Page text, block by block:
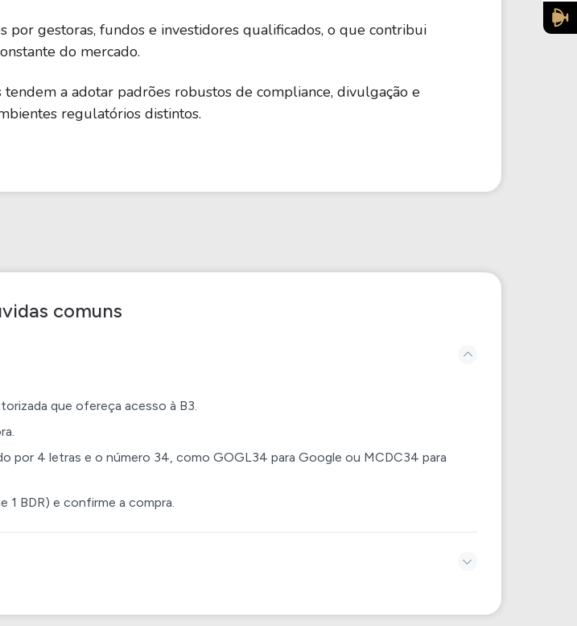
por gestoras, fundos e investidores qualificados, o que contribui
do mercado.
tendem a adotar padrões robustos de compliance, divulgação e
regulatórios distintos.
comuns
que ofereça acesso à B3.
por 4 letras e o número 34, como GOGL34 para Google ou MCDC34 para
1 BDR) e confirme a compra.